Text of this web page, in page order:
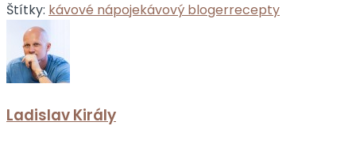
Štítky: kávové nápojekávový blogerrecepty
Ladislav Király